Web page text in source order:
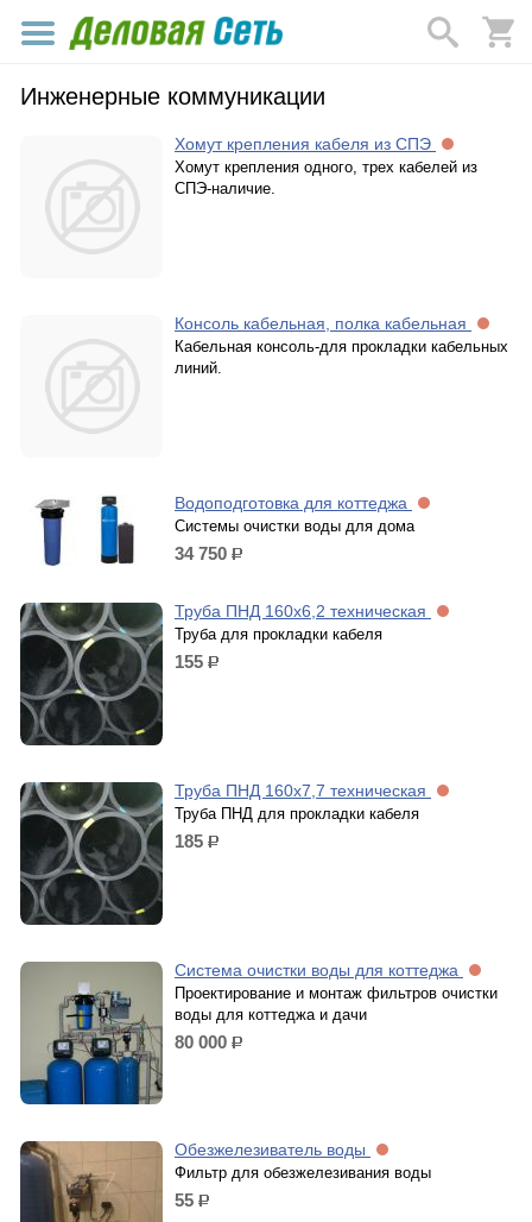
Инженерные коммуникации
Хомут крепления кабеля из СПЭ
Хомут крепления одного, трех кабелей из
СПЭ-наличие.
Консоль кабельная, полка кабельная
Кабельная консоль-для прокладки кабельных
линий.
Водоподготовка для коттеджа
Системы очистки воды для дома
34 750 р.
Труба ПНД 160х6,2 техническая
Труба для прокладки кабеля
155 р.
Труба ПНД 160х7,7 техническая
Труба ПНД для прокладки кабеля
185 р.
Система очистки воды для коттеджа
Проектирование и монтаж фильтров очистки
воды для коттеджа и дачи
80 000 р.
Обезжелезиватель воды
Фильтр для обезжелезивания воды
55 р.